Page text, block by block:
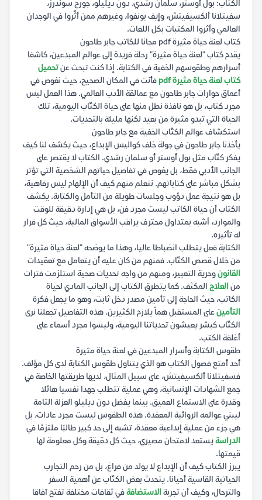
الكتاب: بول أوستر، سلمان رشدي، دون ديليلو، جورج سوندرز،
سفيتلانا ألكسيفيتش، وإيف بونفوا، وغيرهم ممن أثّروا في الوجدان
العالمي وأثروا المكتبات بكل اللغات.
كتاب لعنة حياة مثيرة pdf مجانا للكاتب جابر طاحون
يقدم كتاب "لعنة حياة مثيرة" رحلة فريدة إلى عوالم المبدعين، كاشفا
أسرارهم وطقوسهم الخفية في الكتابة. إذا كنت تبحث عنتحميل
كتاب لعنة حياة مثيرة pdf
فأنت في المكان الصحيح، حيث نغوص في
أعماق حوارات جابر طاحون مع عمالقة الأدب العالمي. هذا العمل ليس
مجرد كتاب، بل هو نافذة نطل منها على حياة الكتّاب اليومية، تلك
الحياة التي تبدو مثيرة من بعيد لكنها مليئة بالتحديات.
استكشاف عوالم الكتّاب الخفية مع جابر طاحون
يأخذنا جابر طاحون في جولة خلف كواليس الإبداع، حيث يكشف لنا كيف
يفكر كتّاب مثل بول أوستر أو سلمان رشدي. الكتاب لا يقتصر على
الجانب الأدبي فقط، بل يغوص في تفاصيل حياتهم الشخصية التي تؤثر
بشكل مباشر على كتاباتهم. نتعلم منهم كيف أن الإلهام ليس رفاهية،
بل هو نتيجة عمل دؤوب وجلسات طويلة من التأمل والكتابة. يكشف
الكتاب أن حياة الكاتب ليست مجرد فن، بل هي إدارة دقيقة للوقت
والموارد، أشبه بمتداول محترف يراقب الأسواق المالية، حيث كل قرار
له تأثيره.
الكتابة فعل يتطلب انضباطا عاليا، وهذا ما يوضحه "لعنة حياة مثيرة"
من خلال قصص الكتّاب. فمنهم من كان عليه أن يتعامل مع تعقيدات
القانونوحرية التعبير، ومنهم من واجه تحديات صحية استلزمت فترات
منالعلاج المكثف. كما يتطرق الكتاب إلى الجانب المادي لحياة
الكاتب، حيث الحاجة إلى تأمين مصدر دخل ثابت، وهو ما يجعل فكرة
التأمينعلى المستقبل هماً يلازم الكثيرين. هذه التفاصيل تجعلنا نرى
الكتّاب كبشر يعيشون تحدياتنا اليومية، وليسوا مجرد أسماء على
أغلفة الكتب.
طقوس الكتابة وأسرار المبدعين في لعنة حياة مثيرة
أحد أمتع فصول الكتاب هو الذي يتناول طقوس الكتابة لدى كل مؤلف.
فسفيتلانا ألكسيفيتش، على سبيل المثال، لديها طريقتها الخاصة في
جمع الشهادات الإنسانية، وهي عملية تتطلب جهدا نفسيا هائلا
وقدرة على الاستماع العميق. بينما يفضل دون ديليلو العزلة التامة
ليبني عوالمه الروائية المعقدة. هذه الطقوس ليست مجرد عادات، بل
هي جزء من عملية إبداعية معقدة، تشبه إلى حد كبير طالبًا ملتزمًا في
الدراسةيستعد لامتحان مصيري، حيث كل دقيقة وكل معلومة لها
قيمتها.
يبرز الكتاب كيف أن الإبداع لا يولد من فراغ، بل من رحم التجارب
الحياتية القاسية أحيانا. يتحدث بعض الكتّاب عن أهمية السفر
والترحال، وكيف أن تجربةالاستضافةفي ثقافات مختلفة تفتح آفاقا